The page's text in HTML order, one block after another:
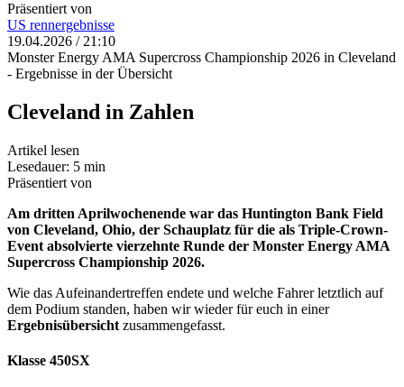
Präsentiert von
US rennergebnisse
19.04.2026 / 21:10
Monster Energy AMA Supercross Championship 2026 in Cleveland
- Ergebnisse in der Übersicht
Cleveland in Zahlen
Artikel lesen
Lesedauer: 5 min
Präsentiert von
Am dritten Aprilwochenende war das Huntington Bank Field
von Cleveland, Ohio, der Schauplatz für die als Triple-Crown-
Event absolvierte vierzehnte Runde der Monster Energy AMA
Supercross Championship 2026.
Wie das Aufeinandertreffen endete und welche Fahrer letztlich auf
dem Podium standen, haben wir wieder für euch in einer
Ergebnisübersicht zusammengefasst.
Klasse 450SX